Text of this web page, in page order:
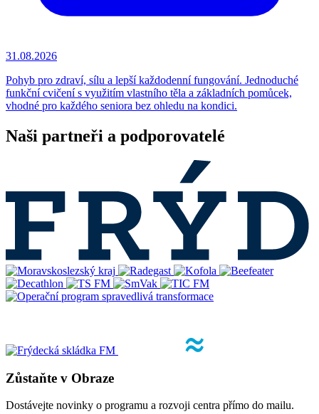
31.08.2026
Pohyb pro zdraví, sílu a lepší každodenní fungování. Jednoduché
funkční cvičení s využitím vlastního těla a základních pomůcek,
vhodné pro každého seniora bez ohledu na kondici.
Naši partneři a podporovatelé
Zůstaňte v Obraze
Dostávejte novinky o programu a rozvoji centra přímo do mailu.